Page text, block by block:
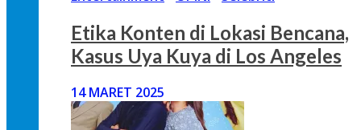
Etika Konten di Lokasi Bencana,
Kasus Uya Kuya di Los Angeles
14 MARET 2025